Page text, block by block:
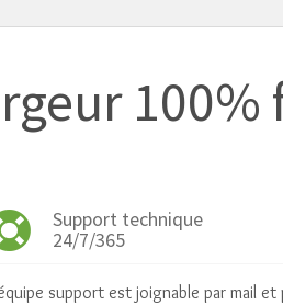
100%
Support technique
24/7/365
support est joignable par mail et